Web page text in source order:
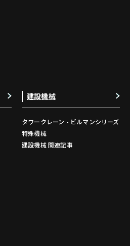
建設機械
タワークレーン - ビルマンシリーズ
特殊機械
建設機械 関連記事